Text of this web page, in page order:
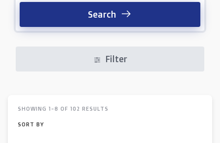
Search
Filter
SHOWING 1-8 OF 102 RESULTS
SORT BY